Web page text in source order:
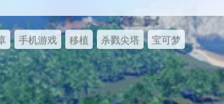
手机游戏 移植 杀戮尖塔 宝可梦